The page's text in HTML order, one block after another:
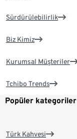
Sürdürülebilirlik
Biz Kimiz
Kurumsal Müşteriler
Tchibo Trends
Popüler kategoriler
Türk Kahvesi